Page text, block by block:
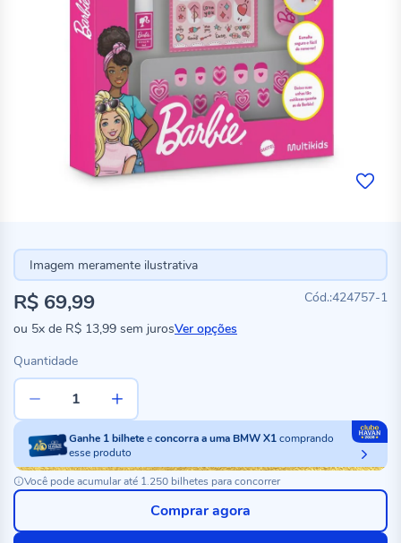
Imagem meramente ilustrativa
424757-1
R$ 69,99
ou 5x de R$ 13,99 sem jurosVer opções
Quantidade
Ganhe 1bilheteeconcorra a uma BMW X1comprando
esse produto
Você pode acumular até 1.250 bilhetes para concorrer
Comprar agora